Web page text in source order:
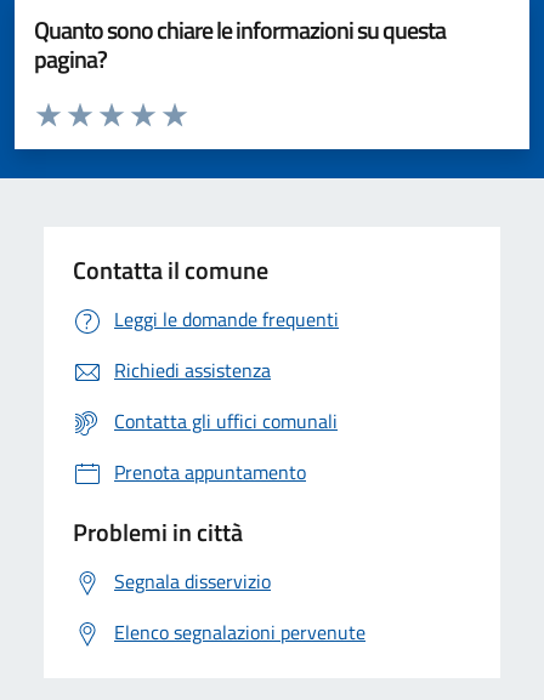
Quanto sono chiare le informazioni su questa
pagina?
Valuta da 1 a 5 stelle la pagina
Valuta 5 stelle su 5
Valuta 4 stelle su 5
Valuta 3 stelle su 5
Valuta 2 stelle su 5
Valuta 1 stelle su 5
Contatta il comune
Leggi le domande frequenti
Richiedi assistenza
Contatta gli uffici comunali
Prenota appuntamento
Problemi in città
Segnala disservizio
Elenco segnalazioni pervenute